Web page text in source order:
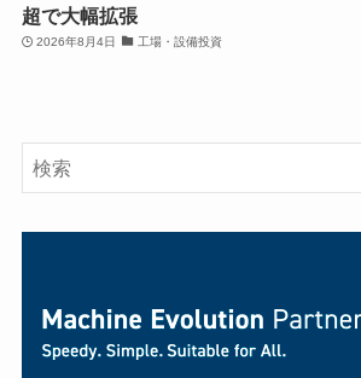
超で大幅拡張
2026年8月4日 工場・設備投資